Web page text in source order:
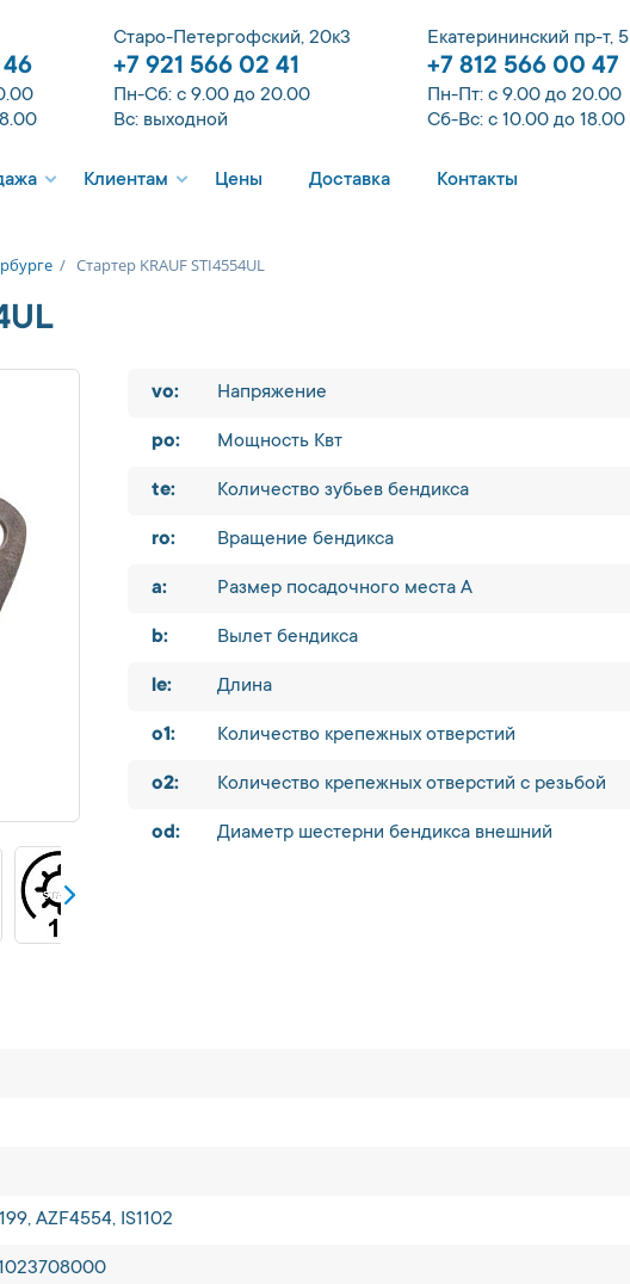
Старо-Петергофский, 20к3
+7 921 566 02 41
Пн-Сб: с 9.00 до 20.00
Вс: выходной
Екатерининский пр-т, 5
+7 812 566 00 47
Пн-Пт: с 9.00 до 20.00
Сб-Вс: с 10.00 до 18.00
Клиентам Цены Доставка Контакты
/ Стартер KRAUF STI4554UL
vo: Напряжение
po: Мощность Квт
te: Количество зубьев бендикса
ro: Вращение бендикса
a: Размер посадочного места A
b: Вылет бендикса
le: Длина
o1: Количество крепежных отверстий
o2: Количество крепежных отверстий с резьбой
od: Диаметр шестерни бендикса внешний
AZF4554, IS1102